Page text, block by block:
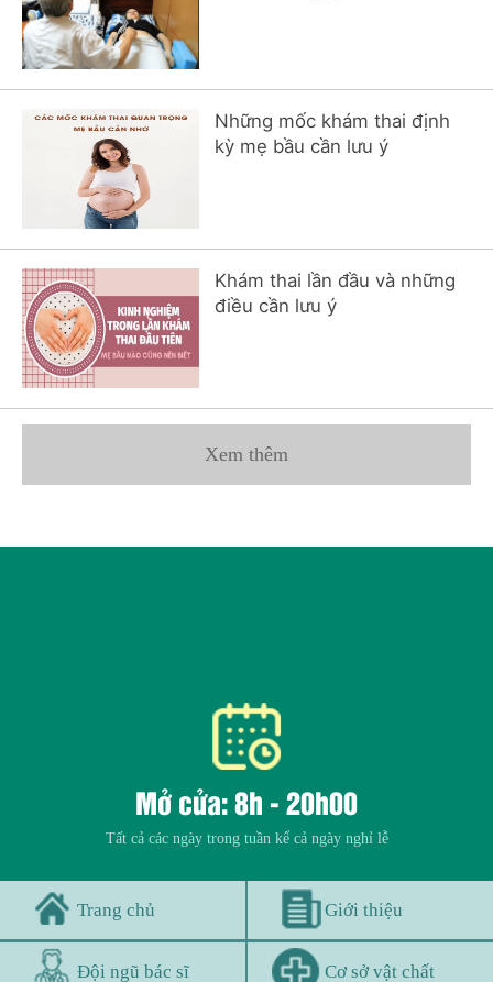
Những mốc khám thai định
kỳ mẹ bầu cần lưu ý
Khám thai lần đầu và những
điều cần lưu ý
Xem thêm
Mở cửa: 8h - 20h00
Tất cả các ngày trong tuần kể cả ngày nghỉ lễ
Trang chủ Giới thiệu
Đội ngũ bác sĩ Cơ sở vật chất